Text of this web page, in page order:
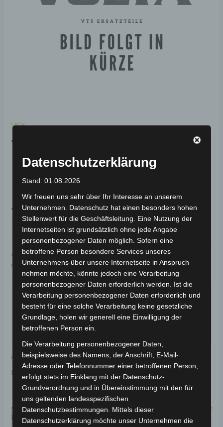
VSX
VSX UNTERE
KOTFLÜGELABDECKUNG
RECHTS-WEISS
49,00€ *
IN DEN WARENKORB
Artikelnummer:3H202-6003A-03 Kategorie:VSX
Schlagwort:Karosserie & Verkleidung
Garantiert sicherer Checkout
inkl. 19 % MwSt.Kostenloser Versand
Lieferzeit:
Beschreibung
Datenschutzerklärung
Stand: 01.08.2026
Wir freuen uns sehr über Ihr Interesse an unserem
Unternehmen. Datenschutz hat einen besonders hohen
Stellenwert für die Geschäftsleitung. Eine Nutzung der
Internetseiten ist grundsätzlich ohne jede Angabe
personenbezogener Daten möglich. Sofern eine
betroffene Person besondere Services unseres
Unternehmens über unsere Internetseite in Anspruch
nehmen möchte, könnte jedoch eine Verarbeitung
personenbezogener Daten erforderlich werden. Ist die
Verarbeitung personenbezogener Daten erforderlich und
besteht für eine solche Verarbeitung keine gesetzliche
Grundlage, holen wir generell eine Einwilligung der
betroffenen Person ein.
Die Verarbeitung personenbezogener Daten,
beispielsweise des Namens, der Anschrift, E-Mail-
Adresse oder Telefonnummer einer betroffenen Person,
erfolgt stets im Einklang mit der Datenschutz-
Grundverordnung und in Übereinstimmung mit den für
uns geltenden landesspezifischen
Datenschutzbestimmungen. Mittels dieser
Datenschutzerklärung möchte unser Unternehmen die